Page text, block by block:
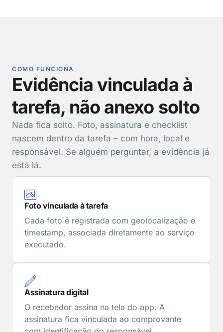
COMO FUNCIONA
Evidência vinculada à
tarefa, não anexo solto
Nada fica solto. Foto, assinatura e checklist
nascem dentro da tarefa – com hora, local e
responsável. Se alguém perguntar, a evidência já
está lá.
Foto vinculada à tarefa
Cada foto é registrada com geolocalização e
timestamp, associada diretamente ao serviço
executado.
Assinatura digital
O recebedor assina na tela do app. A
assinatura fica vinculada ao comprovante